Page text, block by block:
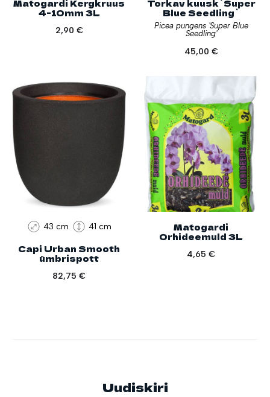
Matogardi Kergkruus
4-10mm 3L
2,90 €
Torkav kuusk`Super
Blue Seedling`
Picea pungens 'Super Blue
Seedling'
45,00 €
43 cm 41 cm
Capi Urban Smooth
ümbrispott
82,75 €
Matogardi
Orhideemuld 3L
4,65 €
Uudiskiri